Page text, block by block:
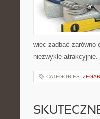
więc zadbać zarówno
niezwykle
CATEGORIES: